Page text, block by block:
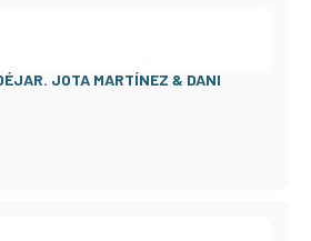
JOTA MARTÍNEZ & DANI